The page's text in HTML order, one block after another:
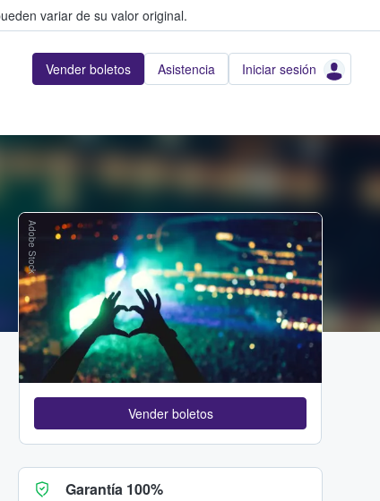
variar de su valor original.
Vender boletos Asistencia Iniciar sesión
Adobe Stock
Vender boletos
Garantía 100%